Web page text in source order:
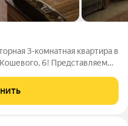
3-комнатная квартира в
6! Представляем
дома.
Общая 67